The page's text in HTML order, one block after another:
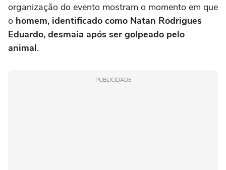
organização do evento mostram o momento em que
o homem, identificado como Natan Rodrigues
Eduardo, desmaia após ser golpeado pelo
animal.
PUBLICIDADE